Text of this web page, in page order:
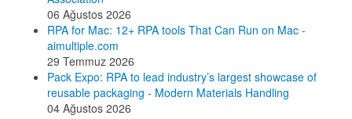
06 Ağustos 2026
RPA for Mac: 12+ RPA tools That Can Run on Mac -
aimultiple.com
29 Temmuz 2026
Pack Expo: RPA to lead industry’s largest showcase of
reusable packaging - Modern Materials Handling
04 Ağustos 2026